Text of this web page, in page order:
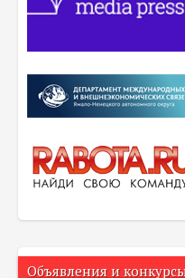
Объявления и